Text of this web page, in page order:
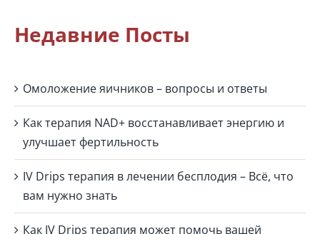
Недавние Посты
Омоложение яичников – вопросы и ответы
Как терапия NAD+ восстанавливает энергию и
улучшает фертильность
IV Drips терапия в лечении бесплодия – Всё, что
вам нужно знать
Как IV Drips терапия может помочь вашей